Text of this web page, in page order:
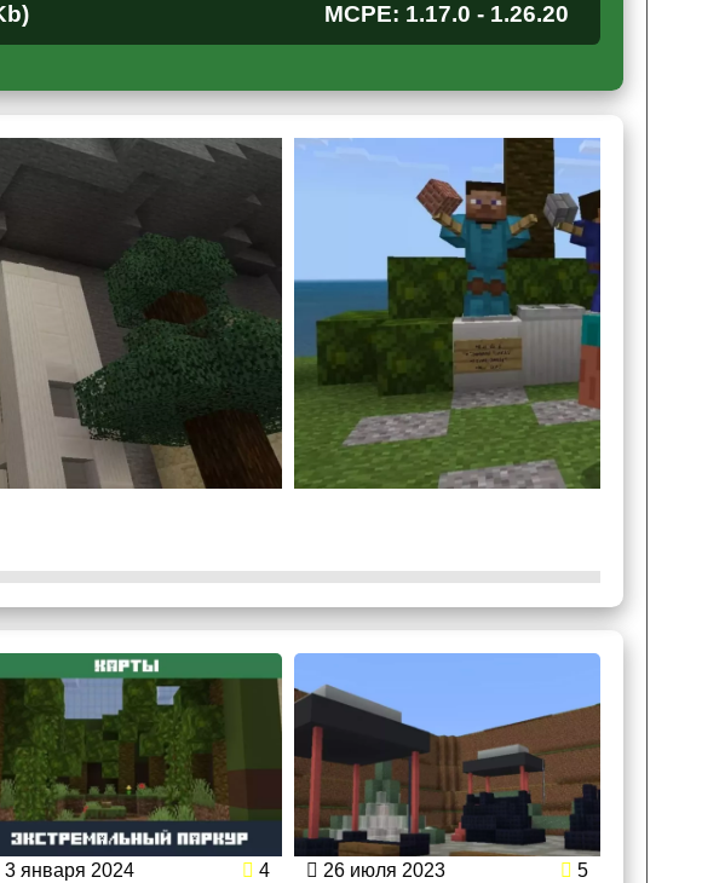
всех заданийи разных испытаний, которые упадут на долю Стива.
ждут приятные бонусы.
MCPE: 1.17.0 - 1.26.20
3 января 2024
4
26 июля 2023
5